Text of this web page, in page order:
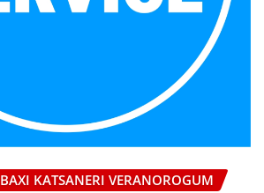
BAXI KATSANERI VERANOROGUM